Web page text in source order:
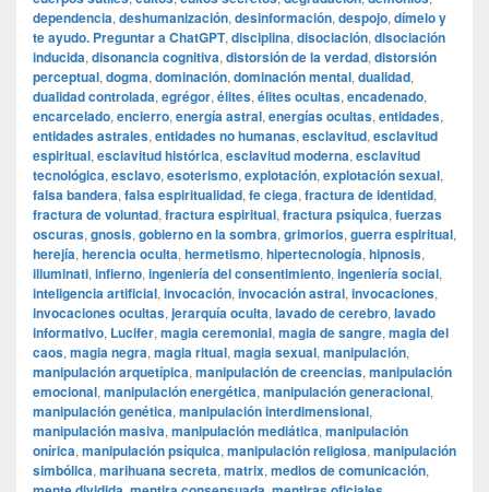
dependencia, deshumanización, desinformación, despojo, dímelo y
te ayudo. Preguntar a ChatGPT, disciplina, disociación, disociación
inducida, disonancia cognitiva, distorsión de la verdad, distorsión
perceptual, dogma, dominación, dominación mental, dualidad,
dualidad controlada, egrégor, élites, élites ocultas, encadenado,
encarcelado, encierro, energía astral, energías ocultas, entidades,
entidades astrales, entidades no humanas, esclavitud, esclavitud
espiritual, esclavitud histórica, esclavitud moderna, esclavitud
tecnológica, esclavo, esoterismo, explotación, explotación sexual,
falsa bandera, falsa espiritualidad, fe ciega, fractura de identidad,
fractura de voluntad, fractura espiritual, fractura psíquica, fuerzas
oscuras, gnosis, gobierno en la sombra, grimorios, guerra espiritual,
herejía, herencia oculta, hermetismo, hipertecnología, hipnosis,
illuminati, infierno, ingeniería del consentimiento, ingeniería social,
inteligencia artificial, invocación, invocación astral, invocaciones,
invocaciones ocultas, jerarquía oculta, lavado de cerebro, lavado
informativo, Lucifer, magia ceremonial, magia de sangre, magia del
caos, magia negra, magia ritual, magia sexual, manipulación,
manipulación arquetípica, manipulación de creencias, manipulación
emocional, manipulación energética, manipulación generacional,
manipulación genética, manipulación interdimensional,
manipulación masiva, manipulación mediática, manipulación
onírica, manipulación psíquica, manipulación religiosa, manipulación
simbólica, marihuana secreta, matrix, medios de comunicación,